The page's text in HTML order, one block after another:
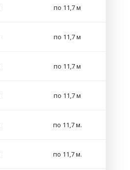
по 11,7 м
по 11,7 м
по 11,7 м
по 11,7 м
по 11,7 м.
по 11,7 м.